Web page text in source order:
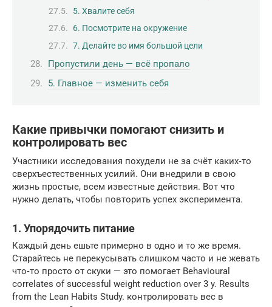
5. Хвалите себя
6. Посмотрите на окружение
7. Делайте во имя большой цели
Пропустили день — всё пропало
5. Главное — изменить себя
Какие привычки помогают снизить и
контролировать вес
Участники исследования похудели не за счёт каких‑то
сверхъестественных усилий. Они внедрили в свою
жизнь простые, всем известные действия. Вот что
нужно делать, чтобы повторить успех эксперимента.
1. Упорядочить питание
Каждый день ешьте примерно в одно и то же время.
Старайтесь не перекусывать слишком часто и не жевать
что‑то просто от скуки — это помогает Behavioural
correlates of successful weight reduction over 3 y. Results
from the Lean Habits Study. контролировать вес в